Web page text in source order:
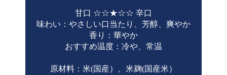
甘口 ☆☆★☆☆ 辛口
味わい：やさしい口当たり、芳醇、爽やか
香り：華やか
おすすめ温度：冷や、常温
原材料：米(国産）、米麹(国産米）